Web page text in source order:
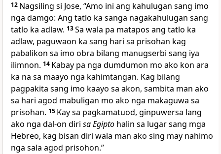
12 Nagsiling si Jose, “Amo ini ang kahulugan sang imo
nga damgo: Ang tatlo ka sanga nagakahulugan sang
tatlo ka adlaw. 13Sa wala pa matapos ang tatlo ka
adlaw, paguwaon ka sang hari sa prisohan kag
pabalikon sa imo obra bilang manugserbi sang iya
ilimnon. 14 Kabay pa nga dumdumon mo ako kon ara
ka na sa maayo nga kahimtangan. Kag bilang
pagpakita sang imo kaayo sa akon, sambita man ako
sa hari agod mabuligan mo ako nga makaguwa sa
prisohan. 15 Kay sa pagkamatuod, ginpuwersa lang
ako nga dal-on diri sa Egipto halin sa lugar sang mga
Hebreo, kag bisan diri wala man ako sing may nahimo
nga sala agod prisohon.”